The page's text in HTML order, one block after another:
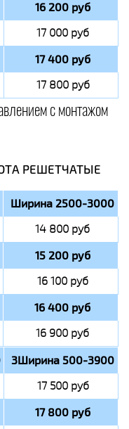
16 200 руб
17 000 руб
17 400 руб
17 800 руб
с монтажом
РЕШЕТЧАТЫЕ
Ширина 2500-3000
14 800 руб
15 200 руб
16 100 руб
16 400 руб
16 900 руб
3Ширина 500-3900
17 500 руб
17 800 руб